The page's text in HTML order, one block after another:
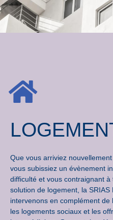
Que vous arriviez
vous subissiez un évènement
difficulté et vous contraignant
solution de logement, la SRIAS
intervenons en complément de
les logements sociaux et les